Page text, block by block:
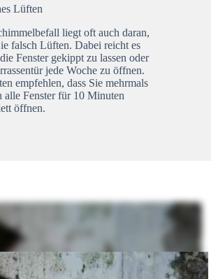
Lüften
liegt oft auch daran,
falsch Lüften. Dabei reicht es
Fenster gekippt zu lassen oder
jede Woche zu öffnen.
empfehlen, dass Sie mehrmals
alle Fenster für 10 Minuten
öffnen.